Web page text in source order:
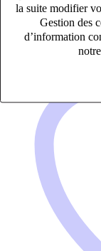
la suite modifier
Gestion des
d’information
notre
Audit &